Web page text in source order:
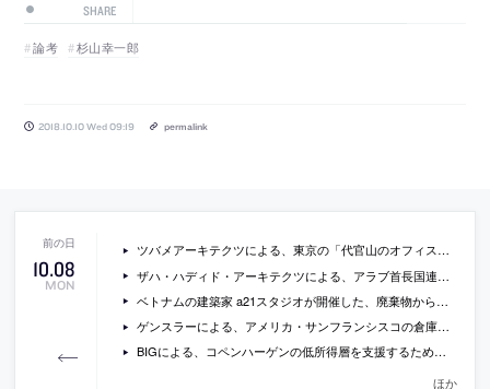
SHARE
論考 杉山幸一郎
2018.10.10 Wed 09:19 permalink
10.08
MON
ツバメアーキテクツによる、東京の「代官山のオフィス コージェントラボ社」
ザハ・ハディド・アーキテクツによる、アラブ首長国連邦・シャルジャの、楕円形屋根郡が特徴的なレジャー・エンターテイメント施設の画像
ベトナムの建築家 a21スタジオが開催した、廃棄物から制作したドアノブの展覧会の写真
ゲンスラーによる、アメリカ・サンフランシスコの倉庫を改修した、ソフトウェア企業・Gustoの新社屋の写真
BIGによる、コペンハーゲンの低所得層を支援するために建てられた集合住宅の写真
ほか